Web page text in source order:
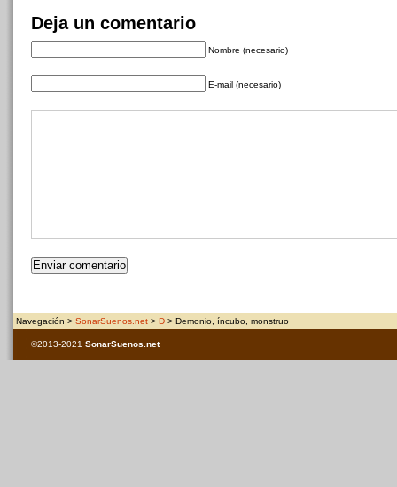
Deja un comentario
Nombre (necesario)
E-mail (necesario)
Navegación > SonarSuenos.net > D > Demonio, íncubo, monstruo
©2013-2021 SonarSuenos .net